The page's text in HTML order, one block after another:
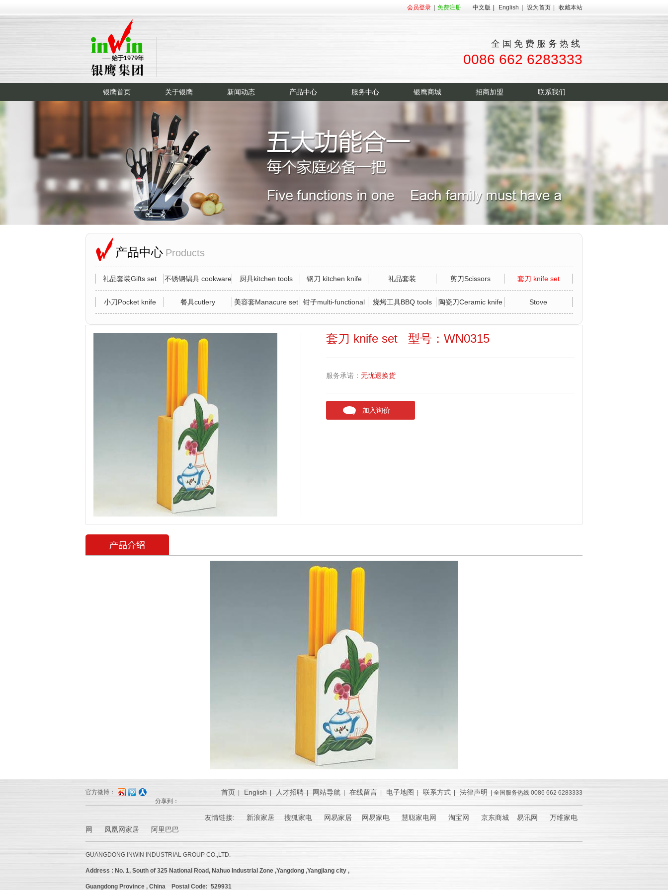
会员登录 免费注册 中文版 English 设为首页 收藏本站
全国免费服务热线
0086 662 6283333
银鹰首页 关于银鹰 新闻动态 产品中心 服务中心 银鹰商城 招商加盟 联系我们
产品中心 Products
礼品套装Gifts set 不锈钢锅具 cookware 厨具kitchen tools 钢刀 kitchen knife 礼品套装 剪刀Scissors 套刀 knife set
小刀Pocket knife 餐具cutlery 美容套Manacure set 钳子multi-functional
tool
烧烤工具BBQ tools 陶瓷刀Ceramic knife Stove
套刀 knife set 型号：WN0315
服务承诺： 无忧退换货
加入询价
官方微博：
分享到：
首页 English 人才招聘 | 网站导航 在线留言 电子地图 联系方式 法律声明 | 全国服务热线 0086 662 6283333
友情链接: 新浪家居 搜狐家电 网易家居 网易家电 慧聪家电网 淘宝网 京东商城 易讯网 万维家电
网 凤凰网家居 阿里巴巴
GUANGDONG INWIN INDUSTRIAL GROUP CO.,LTD.
Address : No. 1, South of 325 National Road, Nahuo Industrial Zone ,Yangdong ,Yangjiang city ,
Guangdong Province , China Postal Code: 529931